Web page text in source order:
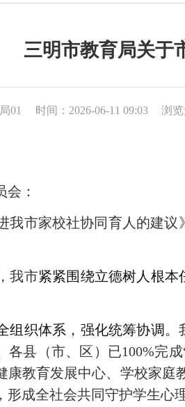
三明市教育局关于
01 时间：2026-06-11 09:03 浏
会 ：
我市家校社协同育人的建议》
我市紧紧围绕立德树人根本
组织体系， 强化统筹协调。
各县（市、区）已100%完
康教育发展中心、学校家庭
， 形成全社会共同守护学生心